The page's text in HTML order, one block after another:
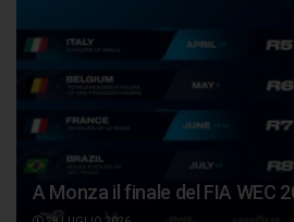
A Monza il finale del FIA WEC